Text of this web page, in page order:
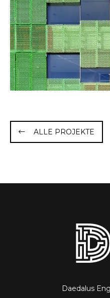
ALLE PROJEKTE
Daedalus